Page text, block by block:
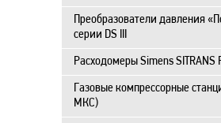
Преобразователи давления
серии DS III
Расходомеры Simens SITRANS
Газовые компрессорные
МКС)